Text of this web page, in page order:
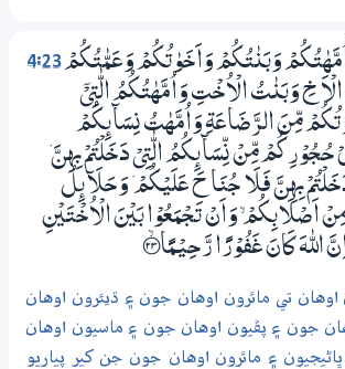
4:23 وَبَنٰتُكُمْ وَاَخَوٰتُكُمْ وَعَـمّٰتُكُمْ
وَبَنٰتُ الْاُخْتِ وَاُمَّھٰتُكُمُ الّٰتِيْٓ
مِّنَ الرَّضَاعَةِ وَاُمَّھٰتُ نِسَاۗىِٕكُمْ
حُـجُوْرِكُمْ مِّنْ نِّسَاۗىِٕكُمُ الّٰتِيْ دَخَلْتُمْ بِهِنَّ
بِهِنَّ فَلَا جُنَاحَ عَلَيْكُمْ ۡ وَحَلَاۗىِٕلُ
اَصْلَابِكُمْ ۙ وَاَنْ تَـجْمَعُوْا بَيْنَ الْاُخْتَيْنِ
كَانَ غَفُوْرًا رَّحِـيْـمًا ؀ۙ23
تي مائرون اوهان جون ۽ ڌيئرون اوهان
جون ۽ پڦيون اوهان جون ۽ ماسيون اوهان
۽ مائرون اوهان جون جن کير پياريو